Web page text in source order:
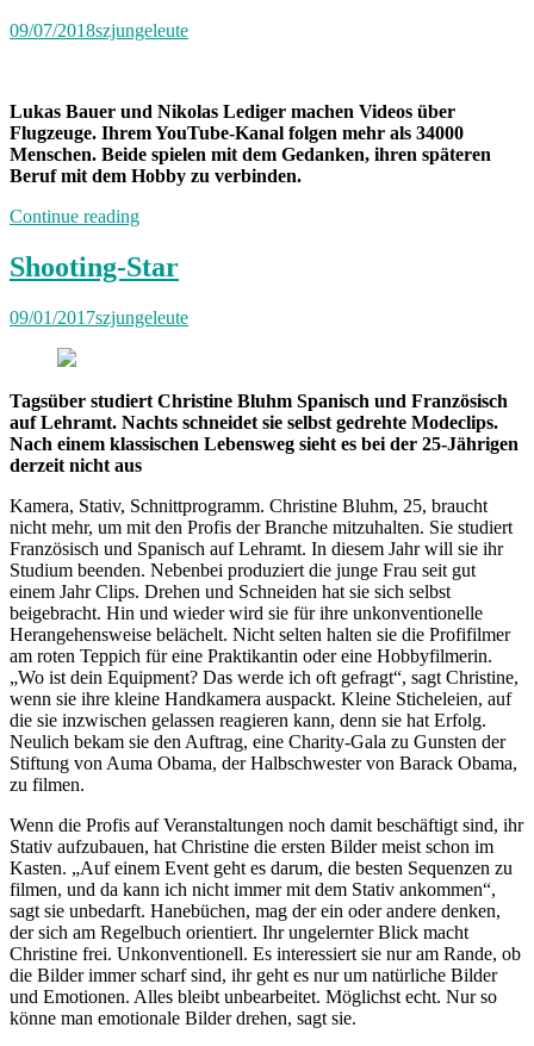
09/07/2018szjungeleute
Lukas Bauer und Nikolas Lediger machen Videos über
Flugzeuge. Ihrem YouTube-Kanal folgen mehr als 34000
Menschen. Beide spielen mit dem Gedanken, ihren späteren
Beruf mit dem Hobby zu verbinden.
Continue reading„Flugzeuge
Bauch“
Shooting-Star
09/01/2017szjungeleute
Tagsüber studiert Christine Bluhm Spanisch und Französisch
auf Lehramt. Nachts schneidet sie selbst gedrehte Modeclips.
Nach einem klassischen Lebensweg sieht es bei der 25-Jährigen
derzeit nicht aus
Kamera, Stativ, Schnittprogramm. Christine Bluhm, 25, braucht
nicht mehr, um mit den Profis der Branche mitzuhalten. Sie studiert
Französisch und Spanisch auf Lehramt. In diesem Jahr will sie ihr
Studium beenden. Nebenbei produziert die junge Frau seit gut
einem Jahr Clips. Drehen und Schneiden hat sie sich selbst
beigebracht. Hin und wieder wird sie für ihre unkonventionelle
Herangehensweise belächelt. Nicht selten halten sie die Profifilmer
am roten Teppich für eine Praktikantin oder eine Hobbyfilmerin.
„Wo ist dein Equipment? Das werde ich oft gefragt“, sagt Christine,
wenn sie ihre kleine Handkamera auspackt. Kleine Sticheleien, auf
die sie inzwischen gelassen reagieren kann, denn sie hat Erfolg.
Neulich bekam sie den Auftrag, eine Charity-Gala zu Gunsten der
Stiftung von Auma Obama, der Halbschwester von Barack Obama,
zu filmen.
Wenn die Profis auf Veranstaltungen noch damit beschäftigt sind, ihr
Stativ aufzubauen, hat Christine die ersten Bilder meist schon im
Kasten. „Auf einem Event geht es darum, die besten Sequenzen zu
filmen, und da kann ich nicht immer mit dem Stativ ankommen“,
sagt sie unbedarft. Hanebüchen, mag der ein oder andere denken,
der sich am Regelbuch orientiert. Ihr ungelernter Blick macht
Christine frei. Unkonventionell. Es interessiert sie nur am Rande, ob
die Bilder immer scharf sind, ihr geht es nur um natürliche Bilder
und Emotionen. Alles bleibt unbearbeitet. Möglichst echt. Nur so
könne man emotionale Bilder drehen, sagt sie.